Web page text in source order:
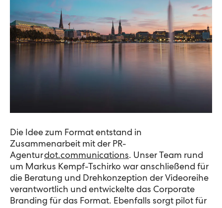
Die Idee zum Format entstand in
Zusammenarbeit mit der PR-
Agenturdot.communications. Unser Team rund
um Markus Kempf- Tschirko war anschließend für
die Beratung und Drehkonzeption der Videoreihe
verantwortlich und entwickelte das Corporate
Branding für das Format. Ebenfalls sorgt pilot für